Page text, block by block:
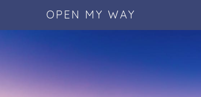
OPEN MY WAY